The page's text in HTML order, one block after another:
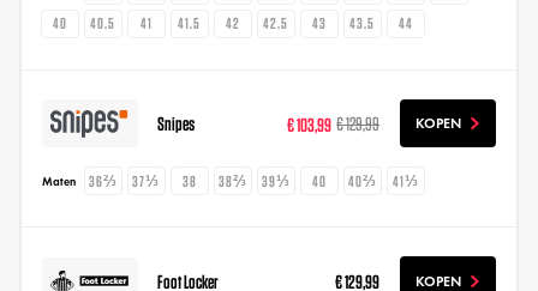
40
40.5 41 41.5 42 42.5 43 43.5 44
Snipes € 103,99 € 129,99 KOPEN
Maten 36⅔ 37⅓ 38 38⅔ 39⅓ 40 40⅔ 41⅓
Foot Locker € 129,99 KOPEN